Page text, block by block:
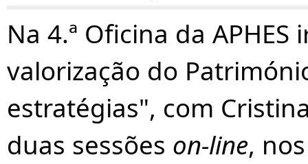
Na 4.ª Oficina da
valorização do
estratégias", com
duas sessões on-line,